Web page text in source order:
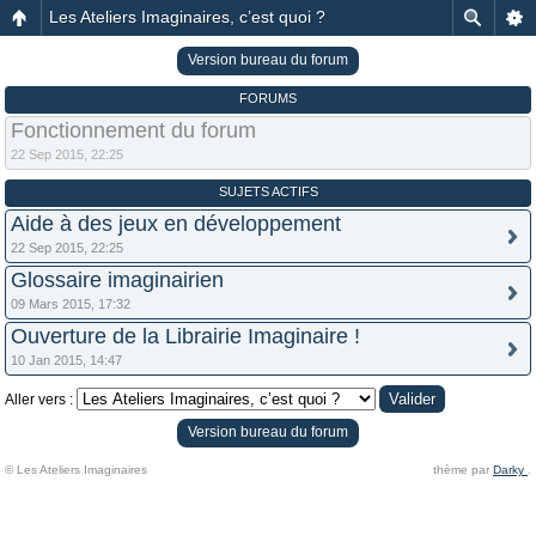
Les Ateliers Imaginaires, c’est quoi ?
Version bureau du forum
FORUMS
Fonctionnement du forum
22 Sep 2015, 22:25
SUJETS ACTIFS
Aide à des jeux en développement
22 Sep 2015, 22:25
Glossaire imaginairien
09 Mars 2015, 17:32
Ouverture de la Librairie Imaginaire !
10 Jan 2015, 14:47
Aller vers :
Version bureau du forum
© Les Ateliers Imaginaires thème par Darky